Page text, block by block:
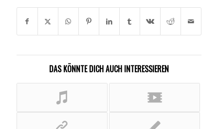
DAS KÖNNTE DICH AUCH INTERESSIEREN